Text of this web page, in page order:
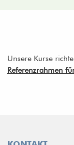
Unsere Kurse
Referenzrahmen